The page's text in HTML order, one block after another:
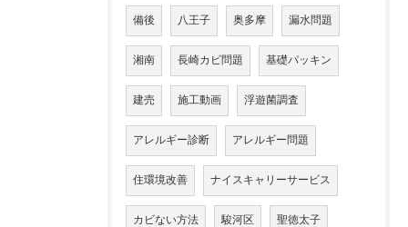
備後 八王子 奥多摩 漏水問題
湘南 長崎カビ問題 基礎パッキン
建売 施工動画 浮遊菌調査
アレルギー診断 アレルギー問題
住環境改善 ナイスキャリーサービス
カビない方法 駿河区 聖徳太子